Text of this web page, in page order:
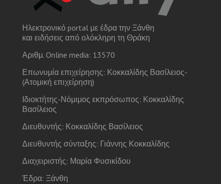
Ηλεκτρονικό portal με έδρα την Ξάνθη
και ειδήσεις από ολόκληρη τη Θράκη
Αριθμ. Online media: 13570
Επωνυμία επιχείρησης: Κοκκαλίδης Βασίλειος-
(Ατομική επιχείρηση)
Ιδιοκτήτης-Νόμιμος εκπρόσωπος: Κοκκαλίδης
Βασίλειος
Διευθυντής: Κοκκαλίδης Βασίλειος
Διευθυντής σύνταξης: Γιάννης Κοκκαλίδης
Διαχειριστής: Μαρία Φυσικίδου
Έδρα: Ξάνθη